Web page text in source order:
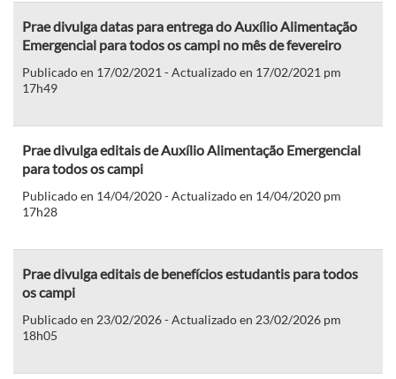
Prae divulga datas para entrega do Auxílio Alimentação
Emergencial para todos os campi no mês de fevereiro
Publicado en 17/02/2021 - Actualizado en 17/02/2021 pm
17h49
Prae divulga editais de Auxílio Alimentação Emergencial
para todos os campi
Publicado en 14/04/2020 - Actualizado en 14/04/2020 pm
17h28
Prae divulga editais de benefícios estudantis para todos
os campi
Publicado en 23/02/2026 - Actualizado en 23/02/2026 pm
18h05